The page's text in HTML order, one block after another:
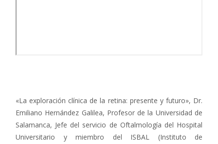
«La exploración clínica de la retina: presente y futuro», Dr.
Emiliano Hernández Galilea, Profesor de la Universidad de
Salamanca, Jefe del servicio de Oftalmología del Hospital
Universitario y miembro del ISBAL (Instituto de